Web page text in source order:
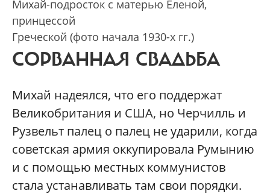
Михай-подросток с матерью Еленой,
принцессой
Греческой (фото начала 1930-х гг.)
СОРВАННАЯ СВАДЬБА
Михай надеялся, что его поддержат
Великобритания и США, но Черчилль и
Рузвельт палец о палец не ударили, когда
советская армия оккупировала Румынию
и с помощью местных коммунистов
стала устанавливать там свои порядки.